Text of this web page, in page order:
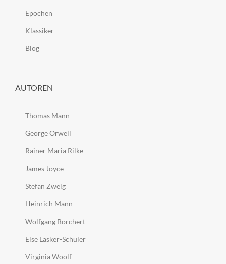
Epochen
Klassiker
Blog
AUTOREN
Thomas Mann
George Orwell
Rainer Maria Rilke
James Joyce
Stefan Zweig
Heinrich Mann
Wolfgang Borchert
Else Lasker-Schüler
Virginia Woolf